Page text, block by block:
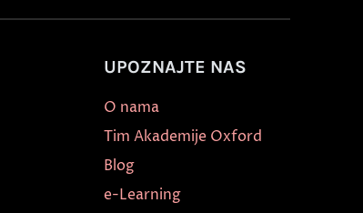
UPOZNAJTE NAS
O nama
Tim Akademije Oxford
Blog
e-Learning